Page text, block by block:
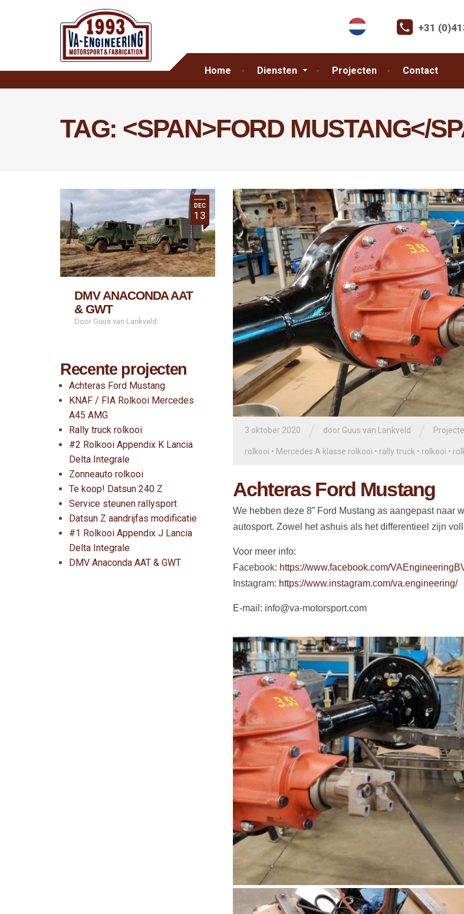
Home Diensten Projecten Contact
+31
TAG: <SPAN>FORD MUSTANG</
3 oktober 2020 door Guus van Lankveld
rolkooi • Mercedes A klasse rolkooi • rally truck • rolkooi •
Achteras Ford Mustang
We hebben deze 8” Ford Mustang as aangepast naar
autosport. Zowel het ashuis als het differentieel zijn
Voor meer info:
Facebook: https://www.facebook.com/
Instagram: https://www.instagram.com/va.engineering/
E-mail: info@va-motorsport.com
DEC
13
DMV ANACONDA AAT
& GWT
Door Guus van Lankveld
Recente projecten
Achteras Ford Mustang
KNAF / FIA Rolkooi Mercedes
A45 AMG
Rally truck rolkooi
#2 Rolkooi Appendix K Lancia
Delta Integrale
Zonneauto rolkooi
Te koop! Datsun 240 Z
Service steunen rallysport
Datsun Z aandrijfas modificatie
#1 Rolkooi Appendix J Lancia
Delta Integrale
DMV Anaconda AAT & GWT